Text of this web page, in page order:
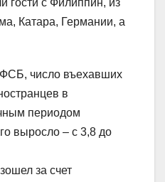
гости с Филиппин, из
Катара, Германии, а
число въехавших
в
периодом
выросло – с 3,8 до
за счет